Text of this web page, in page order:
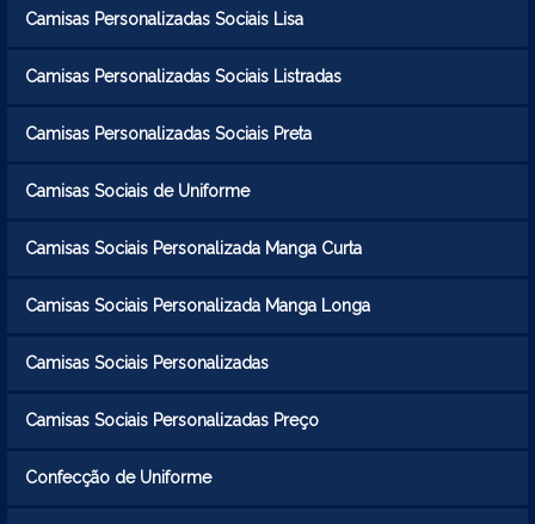
Camisas Personalizadas Sociais Lisa
Camisas Personalizadas Sociais Listradas
Camisas Personalizadas Sociais Preta
Camisas Sociais de Uniforme
Camisas Sociais Personalizada Manga Curta
Camisas Sociais Personalizada Manga Longa
Camisas Sociais Personalizadas
Camisas Sociais Personalizadas Preço
Confecção de Uniforme